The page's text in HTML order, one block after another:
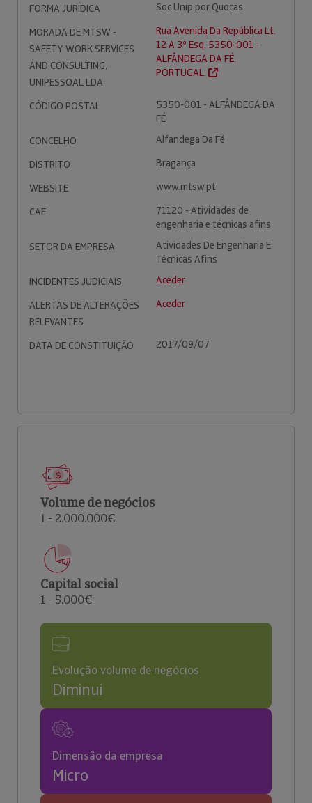
FORMA JURÍDICA
Soc.Unip.por Quotas
MORADA DE MTSW -
SAFETY WORK SERVICES
AND CONSULTING,
UNIPESSOAL LDA
Rua Avenida Da República Lt.
12 A 3º Esq. 5350-001 -
ALFÂNDEGA DA FÉ.
PORTUGAL.
CÓDIGO POSTAL
5350-001 - ALFÂNDEGA DA
FÉ
CONCELHO
Alfandega Da Fé
DISTRITO
Bragança
WEBSITE
www.mtsw.pt
CAE
71120 - Atividades de
engenharia e técnicas afins
SETOR DA EMPRESA
Atividades De Engenharia E
Técnicas Afins
INCIDENTES JUDICIAIS
Aceder
ALERTAS DE ALTERAÇÕES
RELEVANTES
Aceder
DATA DE CONSTITUIÇÃO 2017/09/07
Volume de negócios
1 - 2.000.000€
Capital social
1 - 5.000€
Evolução volume de negócios
Diminui
Dimensão da empresa
Micro